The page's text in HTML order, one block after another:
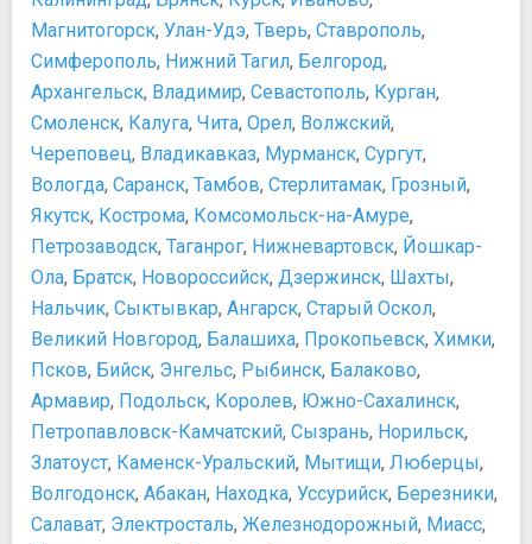
Аквапарк Барионикс
Аквапарк Ривьера
Спортивные сооружения
Стадион Казань Арена
Татнефть-Арена
Театры и концертные залы
«Экият», Татарский Государственный Театр Кукол
Казанский академический русский Большой
драматический театр им. В.И. Качалова
Казанский государственный театр юного зрителя
Молодежный «Театр На Булаке»
Татарский академический государственный театр
оперы и балета им. М. Джалиля
Татарский государственный академический театр им.
Галиасгара Камала
Храмы, соборы, монастыри
Апанаевская Мечеть
Благовещенский собор Казанского Кремля
Казанский Богородицкий мужской монастырь
Прочее
10 вещей, которые нужно сделать в Казани
Магнитогорск, Улан-Удэ, Тверь, Ставрополь,
Симферополь, Нижний Тагил, Белгород,
Архангельск, Владимир, Севастополь, Курган,
Смоленск, Калуга, Чита, Орел, Волжский,
Череповец, Владикавказ, Мурманск, Сургут,
Вологда, Саранск, Тамбов, Стерлитамак, Грозный,
Якутск, Кострома, Комсомольск-на-Амуре,
Петрозаводск, Таганрог, Нижневартовск, Йошкар-
Ола, Братск, Новороссийск, Дзержинск, Шахты,
Нальчик, Сыктывкар, Ангарск, Старый Оскол,
Великий Новгород, Балашиха, Прокопьевск, Химки,
Псков, Бийск, Энгельс, Рыбинск, Балаково,
Армавир, Подольск, Королев, Южно-Сахалинск,
Петропавловск-Камчатский, Сызрань, Норильск,
Златоуст, Каменск-Уральский, Мытищи, Люберцы,
Волгодонск, Абакан, Находка, Уссурийск, Березники,
Салават, Электросталь, Железнодорожный, Миасс,